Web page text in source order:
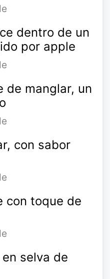
dentro de un
por apple
de manglar, un
con sabor
con toque de
selva de